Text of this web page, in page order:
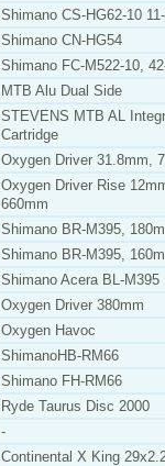
Shimano CS-HG62-10
Shimano CN-HG54
Shimano FC-M522-10,
MTB Alu Dual Side
STEVENS MTB AL
Cartridge
Oxygen Driver 31.8mm,
Oxygen Driver Rise
660mm
Shimano BR-M395,
Shimano BR-M395,
Shimano Acera BL-M395
Oxygen Driver 380mm
Oxygen Havoc
ShimanoHB-RM66
Shimano FH-RM66
Ryde Taurus Disc 2000
-
Continental X King